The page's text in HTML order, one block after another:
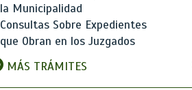
la Municipalidad
Consultas Sobre Expedientes
que Obran en los Juzgados
MÁS TRÁMITES